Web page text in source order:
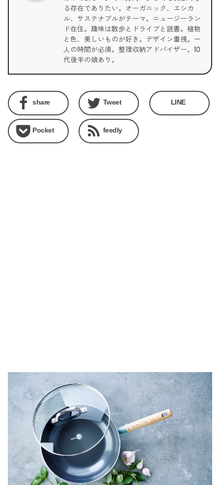
る存在でありたい。オーガニック、エシカ
ル、サステナブルがテーマ。ニュージーラン
ド在住。趣味は散歩とドライブと読書。植物
と色、美しいものが好き。デザイン重視。一
人の時間が必須。整理収納アドバイザー。10
代後半の娘あり。
share Tweet LINE
Pocket feedly